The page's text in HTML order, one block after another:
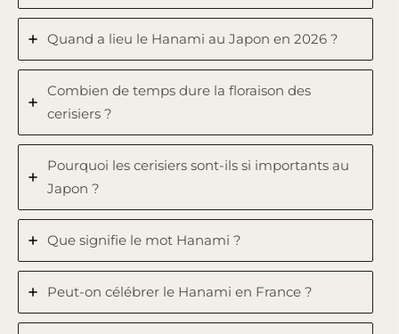
Quand a lieu le Hanami au Japon en 2026 ?
Combien de temps dure la floraison des
cerisiers ?
Pourquoi les cerisiers sont-ils si importants au
Japon ?
Que signifie le mot Hanami ?
Peut-on célébrer le Hanami en France ?